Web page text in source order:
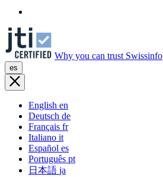
Why you can trust Swissinfo
es
English en
Deutsch de
Français fr
Italiano it
Español es
Português pt
日本語 ja